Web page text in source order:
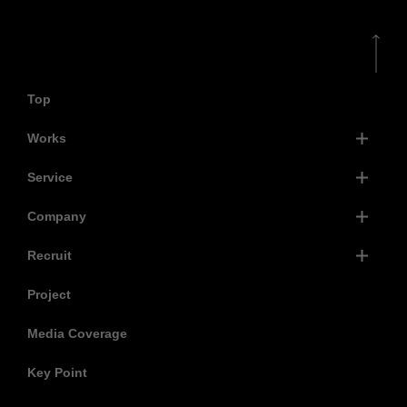
Top
Works
Service
Company
Recruit
Project
Media Coverage
Key Point